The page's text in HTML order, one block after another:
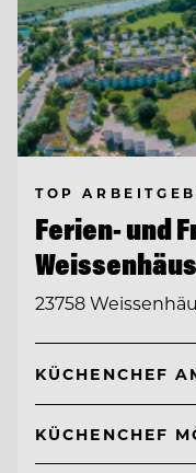
TOP
Ferien- und
23758
KÜCHENCHEF
KÜCHENCHEF